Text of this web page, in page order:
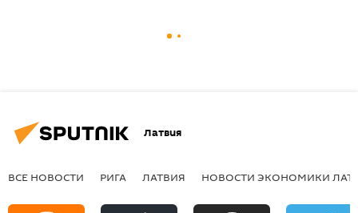
Латвия
ВСЕ НОВОСТИ РИГА ЛАТВИЯ НОВОСТИ ЭКОНОМИКИ